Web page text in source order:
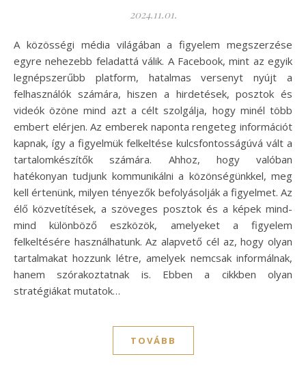
2024.11.01.
A közösségi média világában a figyelem megszerzése
egyre nehezebb feladattá válik. A Facebook, mint az egyik
legnépszerűbb platform, hatalmas versenyt nyújt a
felhasználók számára, hiszen a hirdetések, posztok és
videók özöne mind azt a célt szolgálja, hogy minél több
embert elérjen. Az emberek naponta rengeteg információt
kapnak, így a figyelmük felkeltése kulcsfontosságúvá vált a
tartalomkészítők számára. Ahhoz, hogy valóban
hatékonyan tudjunk kommunikálni a közönségünkkel, meg
kell értenünk, milyen tényezők befolyásolják a figyelmet. Az
élő közvetítések, a szöveges posztok és a képek mind-
mind különböző eszközök, amelyeket a figyelem
felkeltésére használhatunk. Az alapvető cél az, hogy olyan
tartalmakat hozzunk létre, amelyek nemcsak informálnak,
hanem szórakoztatnak is. Ebben a cikkben olyan
stratégiákat mutatok…
TOVÁBB